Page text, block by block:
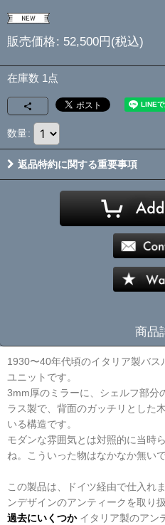
販売価格: 52,500円 (税込)
在庫数 1点
数量:
返品特約に関する重要事項
商品
1930〜40年代頃のイタリア製バ
ユニットです。
3mm厚のミラーに、シェルフ部分
ラス製で、背面のガッチリとした
いる構造です。
モダンな雰囲気とは対照的に当時
ね。こういった物はなかなか無いで
この製品は、ドイツ経由で仕入れ
ンデザインのアンティークを取り
過去にいくつか イタリア製のアン